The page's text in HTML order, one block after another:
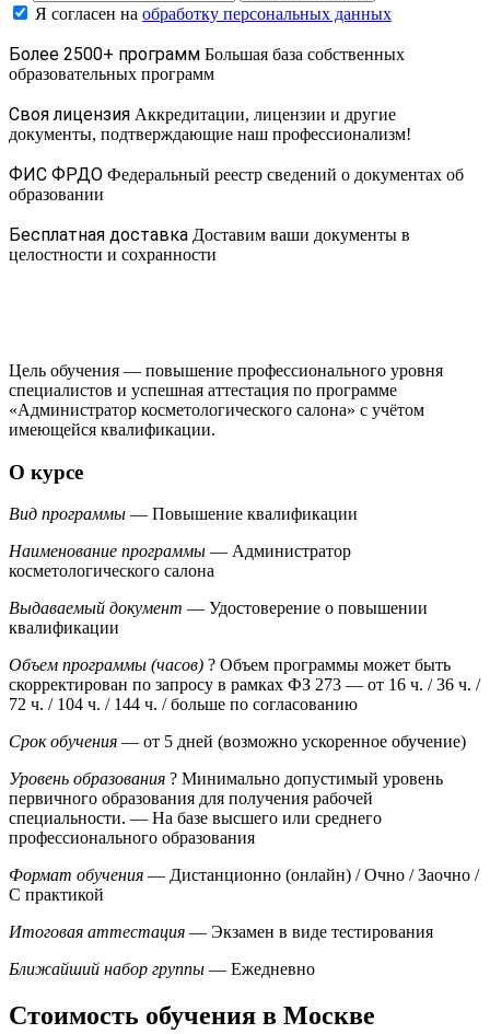
Я согласен на обработку персональных данных
Более 2500+ программ Большая база собственных
образовательных программ
Своя лицензия Аккредитации, лицензии и другие
документы, подтверждающие наш профессионализм!
ФИС ФРДО Федеральный реестр сведений о документах об
образовании
Бесплатная доставка Доставим ваши документы в
целостности и сохранности
Цель обучения — повышение профессионального уровня
специалистов и успешная аттестация по программе
«Администратор косметологического салона» с учётом
имеющейся квалификации.
О курсе
Вид программы — Повышение квалификации
Наименование программы — Администратор
косметологического салона
Выдаваемый документ — Удостоверение о повышении
квалификации
Объем программы (часов) ? Объем программы может быть
скорректирован по запросу в рамках ФЗ 273 — от 16 ч. / 36 ч. /
72 ч. / 104 ч. / 144 ч. / больше по согласованию
Срок обучения — от 5 дней (возможно ускоренное обучение)
Уровень образования ? Минимально допустимый уровень
первичного образования для получения рабочей
специальности. — На базе высшего или среднего
профессионального образования
Формат обучения — Дистанционно (онлайн) / Очно / Заочно /
С практикой
Итоговая аттестация — Экзамен в виде тестирования
Ближайший набор группы — Ежедневно
Стоимость обучения в Москве